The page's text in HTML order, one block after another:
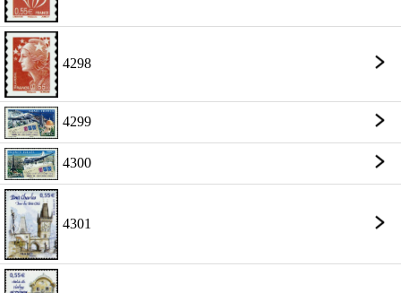
4298
4299
4300
4301